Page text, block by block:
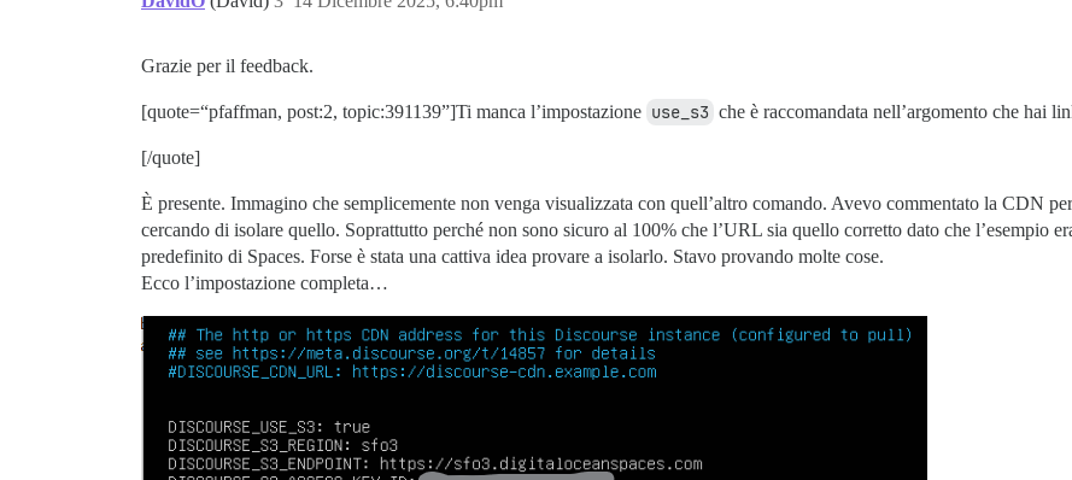
Grazie per il feedback.
[quote=“pfaffman, post:2, topic:391139”]Ti manca l’impostazione use_s3 che è raccomandata nell’argomento che hai
[/quote]
È presente. Immagino che semplicemente non venga visualizzata con quell’altro comando. Avevo commentato la CDN
cercando di isolare quello. Soprattutto perché non sono sicuro al 100% che l’URL sia quello corretto dato che l’esempio
predefinito di Spaces. Forse è stata una cattiva idea provare a isolarlo. Stavo provando molte cose.
Ecco l’impostazione completa…